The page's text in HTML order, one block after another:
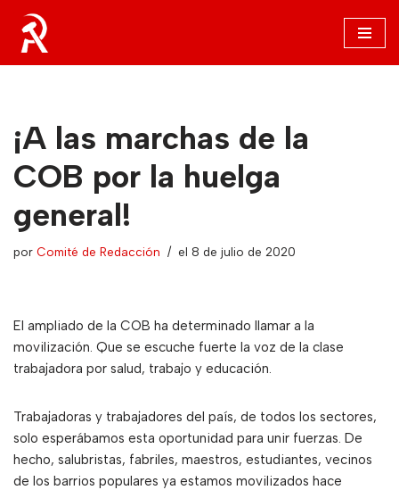
Saltar
al
¡A las marchas de la
COB por la huelga
general!
por Comité de Redacción el 8 de julio de 2020
El ampliado de la COB ha determinado llamar a la
movilización. Que se escuche fuerte la voz de la clase
trabajadora por salud, trabajo y educación.
Trabajadoras y trabajadores del país, de todos los sectores,
solo esperábamos esta oportunidad para unir fuerzas. De
hecho, salubristas, fabriles, maestros, estudiantes, vecinos
de los barrios populares ya estamos movilizados hace